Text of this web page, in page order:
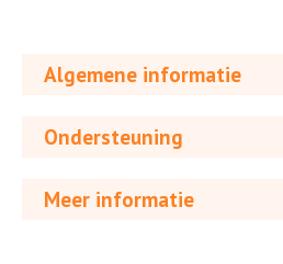
Algemene informatie
Ondersteuning
Meer informatie